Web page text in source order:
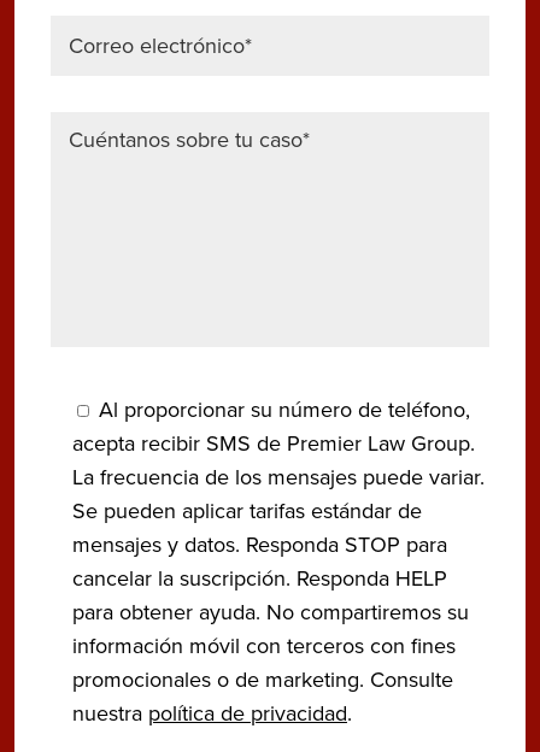
Al proporcionar su número de teléfono,
acepta recibir SMS de Premier Law Group.
La frecuencia de los mensajes puede variar.
Se pueden aplicar tarifas estándar de
mensajes y datos. Responda STOP para
cancelar la suscripción. Responda HELP
para obtener ayuda. No compartiremos su
información móvil con terceros con fines
promocionales o de marketing. Consulte
nuestra política de privacidad.